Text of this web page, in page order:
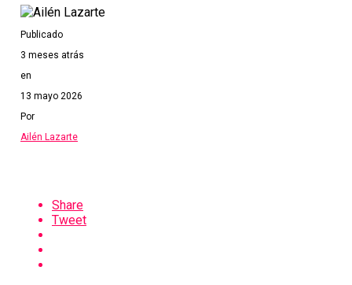
Publicado
3 meses atrás
en
13 mayo 2026
Por
Ailén Lazarte
Share
Tweet